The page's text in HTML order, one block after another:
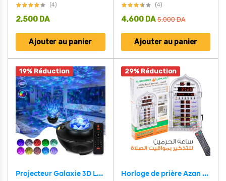
(4)
2,500 DA
Ajouter au panier
(4)
5,000DA
4,600 DA
Ajouter au panier
19% Réduction
Projecteur Galaxie 3D Laser Bluetooth + haut-parleur USB
29% Réduction
Horloge de prière Azan d’Al-Haramain HA-4008